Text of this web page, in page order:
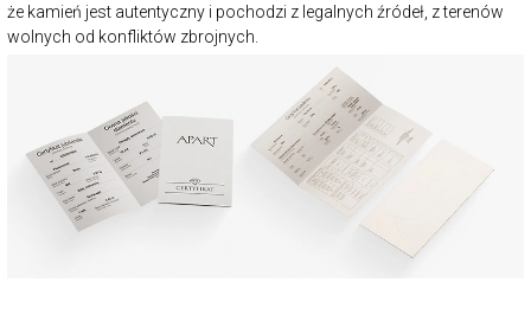
że kamień jest autentyczny i pochodzi z legalnych źródeł, z terenów
wolnych od konfliktów zbrojnych.